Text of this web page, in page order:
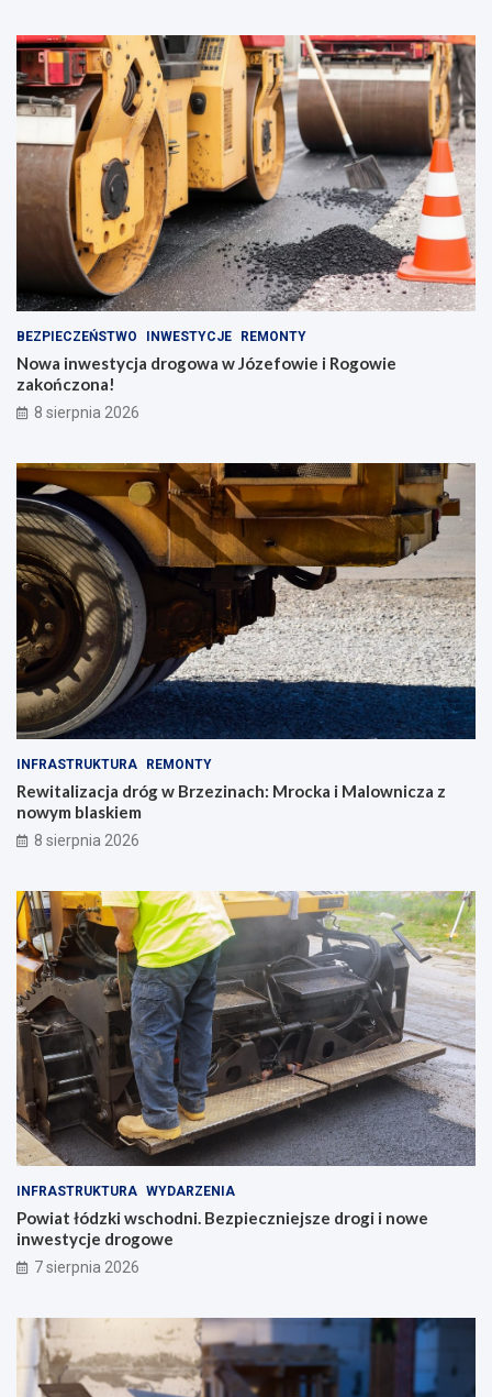
BEZPIECZEŃSTWO INWESTYCJE REMONTY
Nowa inwestycja drogowa w Józefowie i Rogowie
zakończona!
8 sierpnia 2026
INFRASTRUKTURA REMONTY
Rewitalizacja dróg w Brzezinach: Mrocka i Malownicza z
nowym blaskiem
8 sierpnia 2026
INFRASTRUKTURA WYDARZENIA
Powiat łódzki wschodni. Bezpieczniejsze drogi i nowe
inwestycje drogowe
7 sierpnia 2026